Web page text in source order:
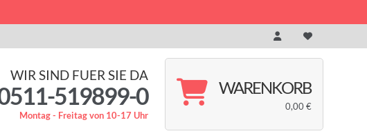
WIR SIND FUER SIE DA
519899-0
Montag - Freitag von 10-17 Uhr
WARENKORB
0,00 €